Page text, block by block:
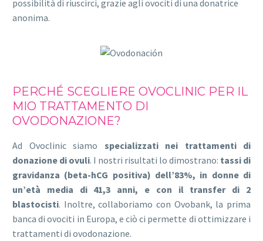
possibilità di riuscirci, grazie agli ovociti di una donatrice
anonima.
PERCHÉ SCEGLIERE OVOCLINIC PER IL
MIO TRATTAMENTO DI
OVODONAZIONE?
Ad Ovoclinic siamo specializzati nei trattamenti di
donazione di ovuli. I nostri risultati lo dimostrano: tassi di
gravidanza (beta-hCG positiva) dell’83%, in donne di
un’età media di 41,3 anni, e con il transfer di 2
blastocisti. Inoltre, collaboriamo con Ovobank, la prima
banca di ovociti in Europa, e ciò ci permette di ottimizzare i
trattamenti di ovodonazione.